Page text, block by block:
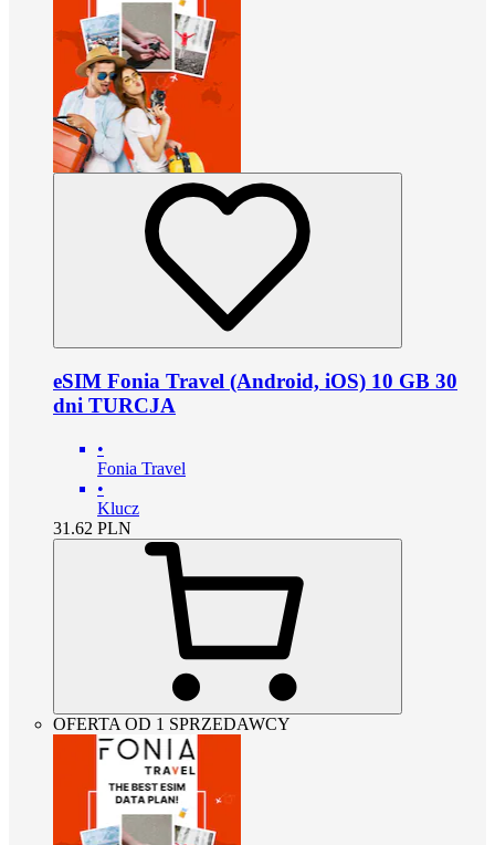
eSIM Fonia Travel (Android, iOS) 10 GB 30
dni TURCJA
•
Fonia Travel
•
Klucz
31.62 PLN
OFERTA OD 1 SPRZEDAWCY